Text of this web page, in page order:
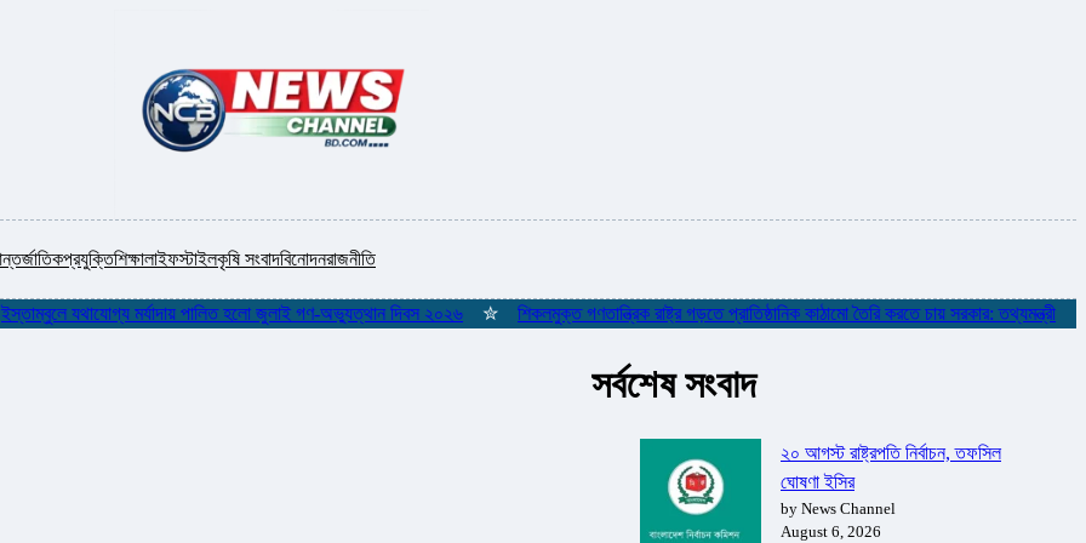
প্রযুক্তিশিক্ষালাইফস্টাইলকৃষি সংবাদবিনোদনরাজনীতি
যথাযোগ্য মর্যাদায় পালিত হলো জুলাই গণ-অভ্যুত্থান দিবস ২০২৬ ✮ শিকলমুক্ত গণতান্ত্রিক রাষ্ট্র গড়তে প্রাতিষ্ঠানিক কাঠামো তৈরি করতে চায় সরকার: তথ্যমন্ত্রী ✮
সর্বশেষ সংবাদ
২০ আগস্ট রাষ্ট্রপতি নির্বাচন, তফসিল
ঘোষণা ইসির
by News Channel
August 6, 2026